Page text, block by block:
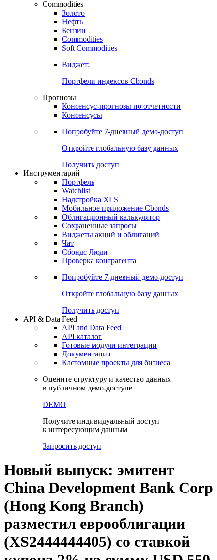
Commodities
Золото
Нефть
Бензин
Commodities
Soft Commodities
Виджет:
Портфели индексов Cbonds
Прогнозы
Консенсус-прогнозы по отчетности
Консенсусы
Попробуйте 7-дневный демо-доступ
Откройте глобальную базу данных
Получить доступ
Инструментарий
Портфель
Watchlist
Надстройка XLS
Мобильное приложение Cbonds
Облигационный калькулятор
Сохраненные запросы
Виджеты акций и облигаций
Чат
Сбондс Люди
Проверка контрагента
Попробуйте 7-дневный демо-доступ
Откройте глобальную базу данных
Получить доступ
API & Data Feed
API and Data Feed
API каталог
Готовые модули интеграции
Документация
Кастомные проекты для бизнеса
Оцените структуру и качество данных
в публичном демо-доступе
DEMO
Получите индивидуальный доступ
к интересующим данным
Запросить доступ
Новый выпуск: эмитент
China Development Bank Corp
(Hong Kong Branch)
разместил еврооблигации
(XS2444444405) со ставкой